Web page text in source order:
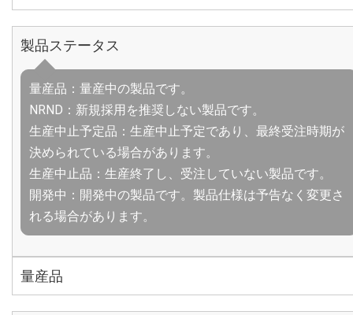
製品ステータス
量産品：量産中の製品です。
NRND：新規採用を推奨しない製品です。
生産中止予定品：生産中止予定であり、最終受注時期が
決められている場合があります。
生産中止品：生産終了し、受注していない製品です。
開発中：開発中の製品です。製品仕様は予告なく変更さ
れる場合があります。
量産品